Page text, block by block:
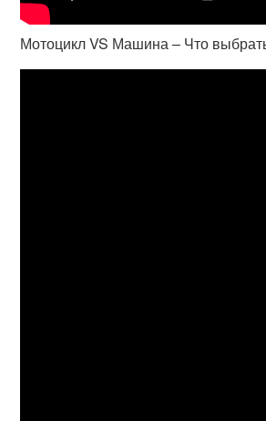
Мотоцикл VS Машина – Что